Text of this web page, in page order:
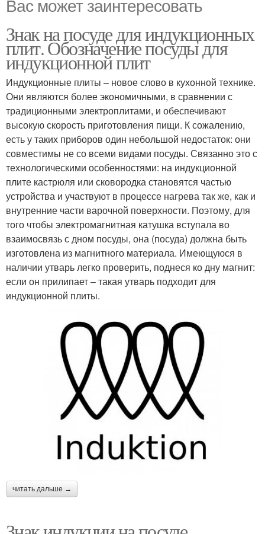
Знак на посуде для индукционных
плит. Обозначение посуды для
индукционной плит
Индукционные плиты – новое слово в кухонной технике.
Они являются более экономичными, в сравнении с
традиционными электроплитами, и обеспечивают
высокую скорость приготовления пищи. К сожалению,
есть у таких приборов один небольшой недостаток: они
совместимы не со всеми видами посуды. Связанно это с
технологическими особенностями: на индукционной
плите кастрюля или сковородка становятся частью
устройства и участвуют в процессе нагрева так же, как и
внутренние части варочной поверхности. Поэтому, для
того чтобы электромагнитная катушка вступала во
взаимосвязь с дном посуды, она (посуда) должна быть
изготовлена из магнитного материала. Имеющуюся в
наличии утварь легко проверить, поднеся ко дну магнит:
если он прилипает – такая утварь подходит для
индукционной плиты.
читать дальше →